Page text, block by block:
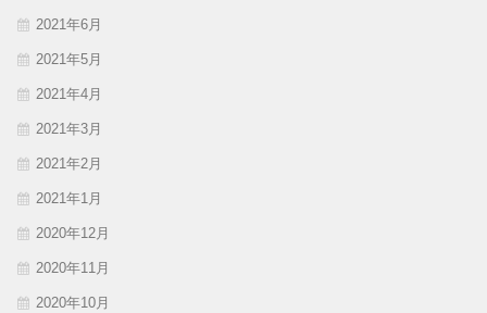
2021年6月
2021年5月
2021年4月
2021年3月
2021年2月
2021年1月
2020年12月
2020年11月
2020年10月